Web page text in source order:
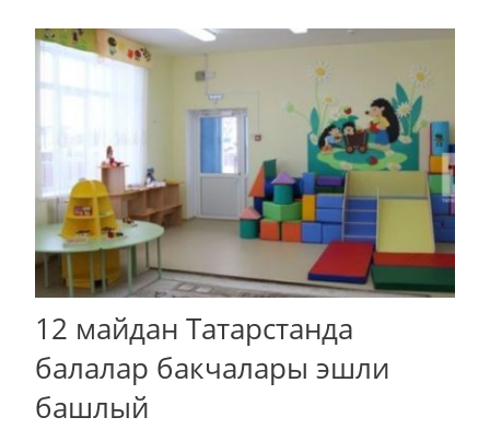
12 майдан Татарстанда
балалар бакчалары эшли
башлый